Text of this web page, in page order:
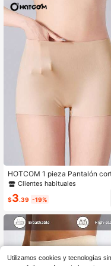
HOTCOM 1 pieza Pantalón
erior para mujer de cintura alta
anti-rozaduras, ajustado,
pa base
Clientes habituales
$3.39 -19%
Utilizamos cookies y tecnologías